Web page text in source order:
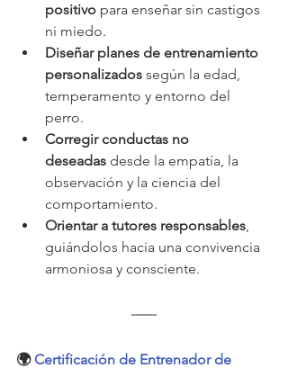
positivo para enseñar sin castigos
ni miedo.
Diseñar planes de entrenamiento
personalizados según la edad,
temperamento y entorno del
perro.
Corregir conductas no
deseadas desde la empatía, la
observación y la ciencia del
comportamiento.
Orientar a tutores responsables,
guiándolos hacia una convivencia
armoniosa y consciente.
🌍 Certificación de Entrenador de